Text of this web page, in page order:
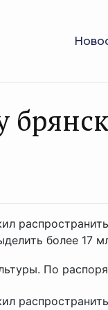
более 17
По